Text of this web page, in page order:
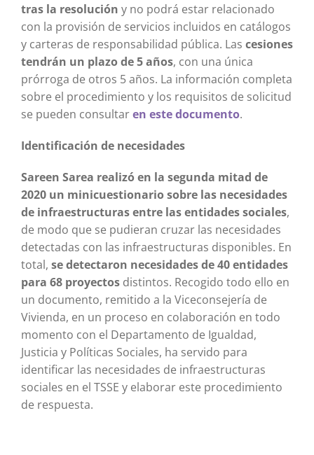
tras la resolución y no podrá estar relacionado
con la provisión de servicios incluidos en catálogos
y carteras de responsabilidad pública. Las cesiones
tendrán un plazo de 5 años, con una única
prórroga de otros 5 años. La información completa
sobre el procedimiento y los requisitos de solicitud
se pueden consultaren este documento.
Identificación de necesidades
Sareen Sarea realizó en la segunda mitad de
2020 un minicuestionario sobre las necesidades
de infraestructuras entre las entidades sociales,
de modo que se pudieran cruzar las necesidades
detectadas con las infraestructuras disponibles. En
total, se detectaron necesidades de 40 entidades
para 68 proyectosdistintos. Recogido todo ello en
un documento, remitido a la Viceconsejería de
Vivienda, en un proceso en colaboración en todo
momento con el Departamento de Igualdad,
Justicia y Políticas Sociales, ha servido para
identificar las necesidades de infraestructuras
sociales en el TSSE y elaborar este procedimiento
de respuesta.